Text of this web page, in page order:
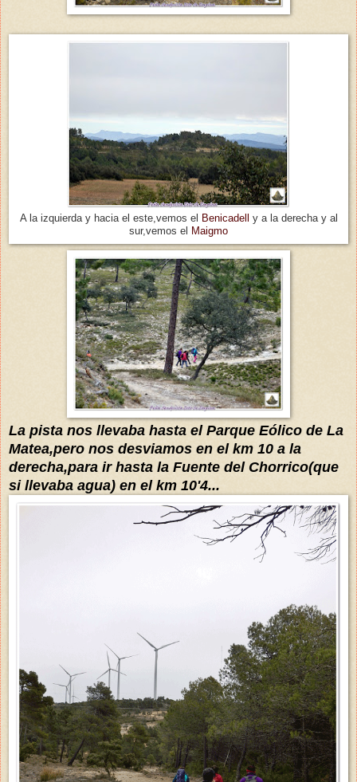
A la izquierda y hacia el este,vemos el Benicadell
y a la derecha y al
sur,vemos el
Maigmo
La pista nos llevaba hasta el Parque Eólico de La
Matea,pero nos desviamos en el km 10 a la
derecha,para ir hasta la Fuente del Chorrico(que
si llevaba agua) en el km 10'4...